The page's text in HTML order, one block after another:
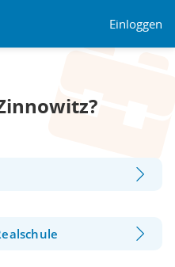
Einloggen